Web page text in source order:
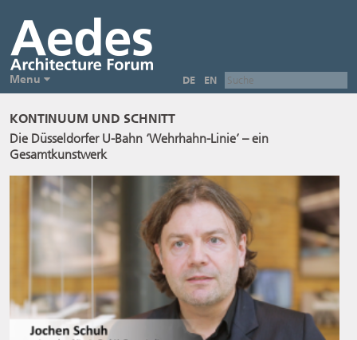
DE EN
Menu
KONTINUUM UND SCHNITT
Die Düsseldorfer U-Bahn ‘Wehrhahn-Linie’ – ein
Gesamtkunstwerk